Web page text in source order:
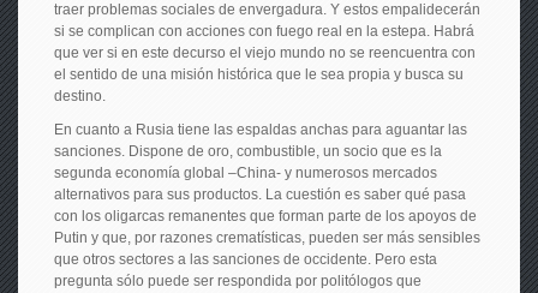
traer problemas sociales de envergadura. Y estos empalidecerán
si se complican con acciones con fuego real en la estepa. Habrá
que ver si en este decurso el viejo mundo no se reencuentra con
el sentido de una misión histórica que le sea propia y busca su
destino.
En cuanto a Rusia tiene las espaldas anchas para aguantar las
sanciones. Dispone de oro, combustible, un socio que es la
segunda economía global –China- y numerosos mercados
alternativos para sus productos. La cuestión es saber qué pasa
con los oligarcas remanentes que forman parte de los apoyos de
Putin y que, por razones crematísticas, pueden ser más sensibles
que otros sectores a las sanciones de occidente. Pero esta
pregunta sólo puede ser respondida por politólogos que